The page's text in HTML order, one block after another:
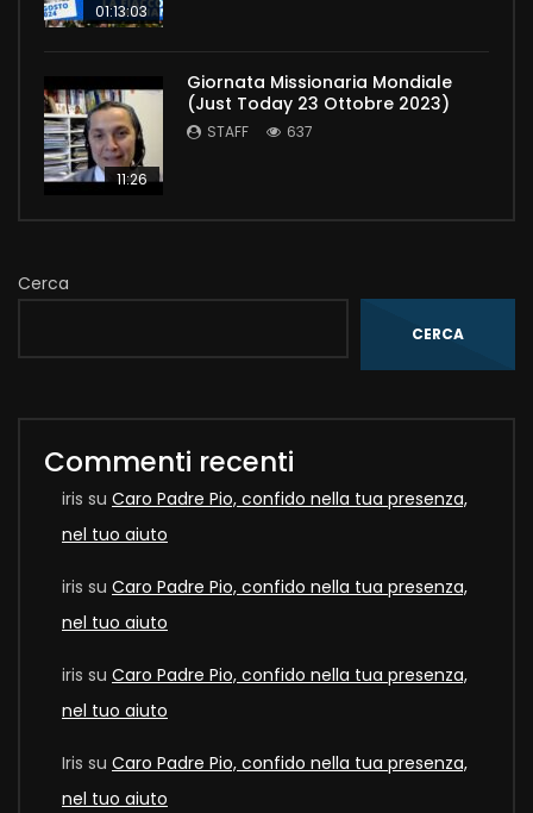
01:13:03
11:26
Giornata Missionaria Mondiale
(Just Today 23 Ottobre 2023)
STAFF 637
Cerca
CERCA
Commenti recenti
iris su Caro Padre Pio, confido nella tua presenza,
nel tuo aiuto
iris su Caro Padre Pio, confido nella tua presenza,
nel tuo aiuto
iris su Caro Padre Pio, confido nella tua presenza,
nel tuo aiuto
Iris su Caro Padre Pio, confido nella tua presenza,
nel tuo aiuto